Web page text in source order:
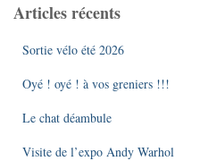
r
Articles récents
Sortie vélo été 2026
Oyé ! oyé ! à vos greniers !!!
Le chat déambule
Visite de l’expo Andy Warhol